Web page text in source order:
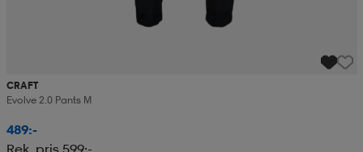
CRAFT
Evolve 2.0 Pants M
489:-